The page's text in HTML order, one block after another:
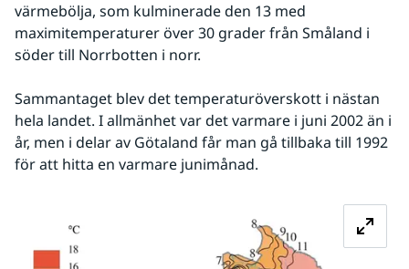
värmebölja, som kulminerade den 13 med
maximitemperaturer över 30 grader från Småland i
söder till Norrbotten i norr.
Sammantaget blev det temperaturöverskott i nästan
hela landet. I allmänhet var det varmare i juni 2002 än i
år, men i delar av Götaland får man gå tillbaka till 1992
för att hitta en varmare junimånad.